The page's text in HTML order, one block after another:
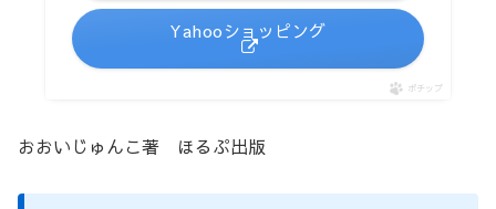
Yahooショッピング
ポチップ
おおいじゅんこ著 ほるぷ出版